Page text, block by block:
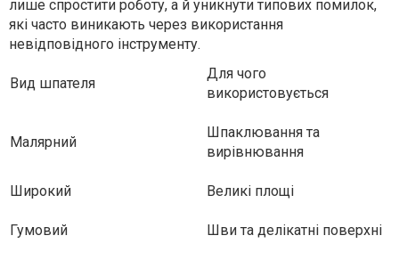
лише спростити роботу, а й уникнути типових помилок,
які часто виникають через використання
невідповідного інструменту.
Вид шпателя
Для чого
використовується
Малярний
Шпаклювання та
вирівнювання
Широкий Великі площі
Гумовий Шви та делікатні поверхні